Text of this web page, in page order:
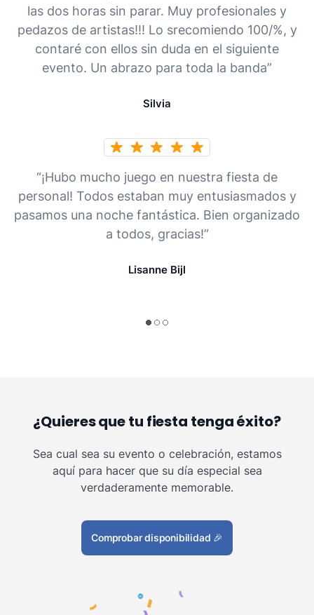
las dos horas sin parar. Muy profesionales y
pedazos de artistas!!! Lo srecomiendo 100/%, y
contaré con ellos sin duda en el siguiente
evento. Un abrazo para toda la banda”
Silvia
“¡Hubo mucho juego en nuestra fiesta de
personal! Todos estaban muy entusiasmados y
pasamos una noche fantástica. Bien organizado
a todos, gracias!”
Lisanne Bijl
¿Quieres que tu fiesta tenga éxito?
Sea cual sea su evento o celebración, estamos
aquí para hacer que su día especial sea
verdaderamente memorable.
Comprobar disponibilidad 🎉